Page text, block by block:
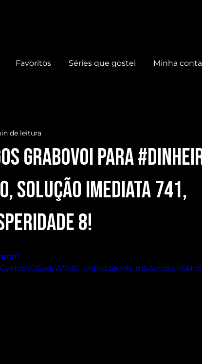
Favoritos Séries que gostei Minha conta
para
Solução Imediata 741,
8!
de leitura